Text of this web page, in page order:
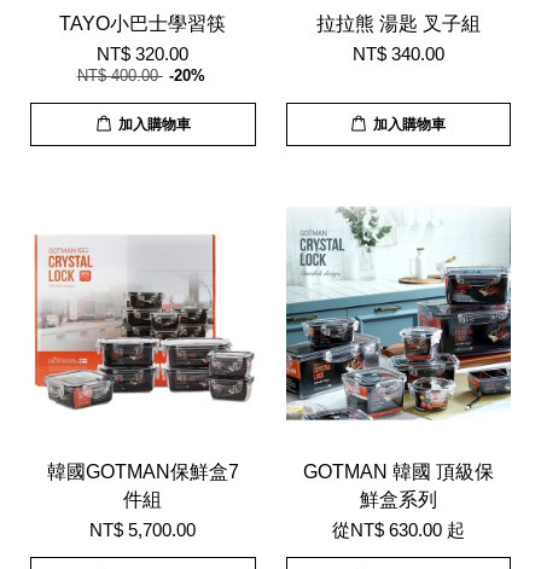
TAYO小巴士學習筷
NT$ 320.00
NT$ 400.00 -20%
加入購物車
拉拉熊 湯匙 叉子組
NT$ 340.00
加入購物車
韓國GOTMAN保鮮盒7
件組
NT$ 5,700.00
GOTMAN 韓國 頂級保
鮮盒系列
從NT$ 630.00 起